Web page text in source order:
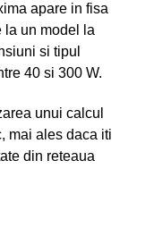
apare in fisa
la un model la
si tipul
40 si 300 W.
unui calcul
mai ales daca iti
din reteaua